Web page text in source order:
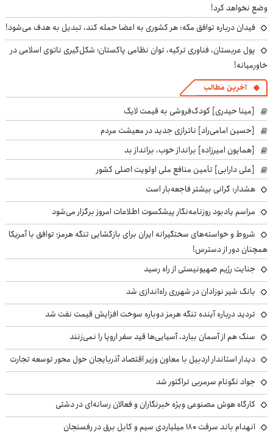
وضع نخواهد کرد!
فیدان درباره توافق مکه: هر کشوری به اعضا حمله کند، تبدیل به هدف می‌شود!
پول عربستان، فناوری ترکیه، توان نظامی پاکستان؛ شکل‌گیری ناتوی اسلامی در
خاورمیانه!
آخرین مطالب
[مینا حیدری] کودک‌فروشی به قیمت لایک
[حسین امامی‌راد] ناترازی جدید در معیشت مردم
[همایون امیرزاده] برانداز خوب، برانداز بد
[علی دارابی] تأمین منافع ملی اولویت اصلی کشور
هشدار: گرانی بیشتر فاجعه‌بار است
مراسم یادبود روزنامه‌نگار پیشکسوت اطلاعات امروز برگزار می‌شود
شروط و خواسته‌های سختگیرانه ایران برای بازگشایی تنگه هرمز؛ توافق با آمریکا
همچنان دور از دسترس!
جنایت رژیم صهیونیستی از راه رسید
بانک شیر نوزادان در شهرری راه‌اندازی شد
تردید درباره آینده تنگه هرمز دوباره سوخت افزایش قیمت نفت شد
سنگ هم از آسمان ببارد، آسیایی‌ها قید سفر اروپا را نمی‌زنند
دیدار استاندار اردبیل با معاون وزیر اقتصاد آذربایجان حول محور توسعه تجارت
جواد نکونام سرمربی تراکتور شد
کارگاه هوش مصنوعی ویژه خبرنگاران و فعالان رسانه‌ای در دشتی
انهدام باند سرقت ۱۸۰ میلیاردی سیم و کابل برق در رفسنجان